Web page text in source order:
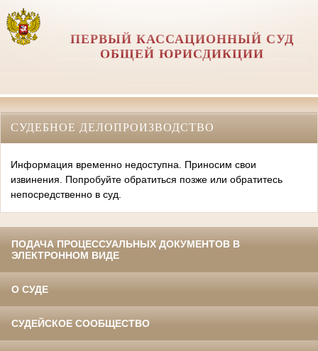
ПЕРВЫЙ КАССАЦИОННЫЙ СУД
ОБЩЕЙ ЮРИСДИКЦИИ
СУДЕБНОЕ ДЕЛОПРОИЗВОДСТВО
Информация временно недоступна. Приносим свои
извинения. Попробуйте обратиться позже или обратитесь
непосредственно в суд.
ПОДАЧА ПРОЦЕССУАЛЬНЫХ ДОКУМЕНТОВ В
ЭЛЕКТРОННОМ ВИДЕ
О СУДЕ
СУДЕЙСКОЕ СООБЩЕСТВО